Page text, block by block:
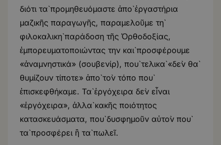
διότι τὰ προμηθευόμαστε ἀπὸ ἐργαστήρια
μαζικῆς παραγωγῆς, παραμελοῦμε τὴ
φιλοκαλικὴ παράδοση τῆς Ὀρθοδοξίας,
ἐμπορευματοποιώντας την καὶ προσφέρουμε
«ἀναμνηστικά» (σουβενίρ), ποὺ τελικὰ «δὲν θὰ
θυμίζουν τίποτε» ἀπὸ τὸν τόπο ποὺ
ἐπισκεφθήκαμε. Τὰ ἐργόχειρα δὲν εἶναι
«ἐργόχειρα», ἀλλὰ κακῆς ποιότητος
κατασκευάσματα, ποὺ δυσφημοῦν αὐτὸν ποὺ
τὰ προσφέρει ἢ τὰ πωλεῖ.